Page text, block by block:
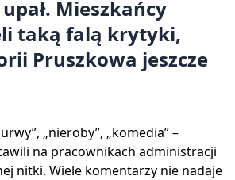
Mieszkańcy
taką falą krytyki,
Pruszkowa jeszcze
„nieroby”, „komedia” –
na pracownikach administracji
nitki. Wiele komentarzy nie nadaje